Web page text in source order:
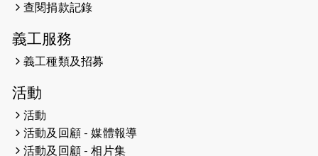
2026-04-24
2026-04-23
2026-04-19
2026-04-16
猛龍長跑隊恆常練習 - 4月16日
（19:00開始）
查閱捐款記錄
義工服務
義工種類及招募
活動
活動
活動及回顧 - 媒體報導
活動及回顧 - 相片集